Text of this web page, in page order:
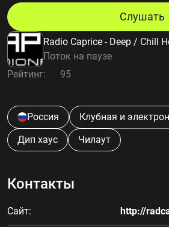
Избранное
Добавить радиостанцию
Контакты
Radio Caprice - Deep / Chill
Поток на паузе
Слушать
Рейтинг: 95
Россия
Клубная и
Дип хаус
Чилаут
Контакты
Сайт: http://